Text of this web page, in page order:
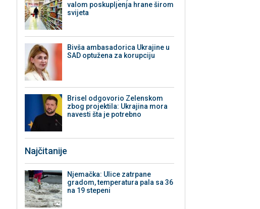
valom poskupljenja hrane širom
svijeta
Bivša ambasadorica Ukrajine u
SAD optužena za korupciju
Brisel odgovorio Zelenskom
zbog projektila: Ukrajina mora
navesti šta je potrebno
Najčitanije
Njemačka: Ulice zatrpane
gradom, temperatura pala sa 36
na 19 stepeni